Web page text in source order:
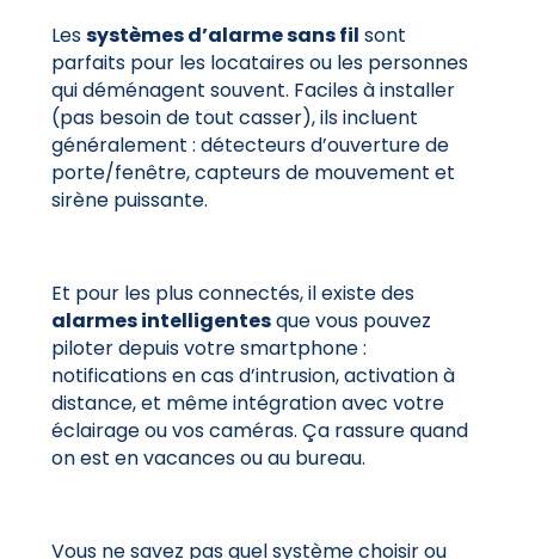
Lessystèmes d’alarme sans fil sont
parfaits pour les locataires ou les personnes
qui déménagent souvent. Faciles à installer
(pas besoin de tout casser), ils incluent
généralement : détecteurs d’ouverture de
porte/fenêtre, capteurs de mouvement et
sirène puissante.
Et pour les plus connectés, il existe des
alarmes intelligentesque vous pouvez
piloter depuis votre smartphone :
notifications en cas d’intrusion, activation à
distance, et même intégration avec votre
éclairage ou vos caméras. Ça rassure quand
on est en vacances ou au bureau.
Vous ne savez pas quel système choisir ou